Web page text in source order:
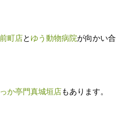
町店と ゆう動物病院が向かい合
か亭門真城垣店もあります。